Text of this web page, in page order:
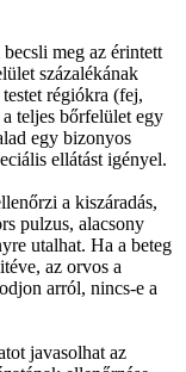
meg az érintett
százalékának
régiókra (fej,
teljes bőrfelület egy
egy bizonyos
ellátást igényel.
a kiszáradás,
pulzus, alacsony
utalhat. Ha a beteg
az orvos a
arról, nincs-e a
javasolhat az